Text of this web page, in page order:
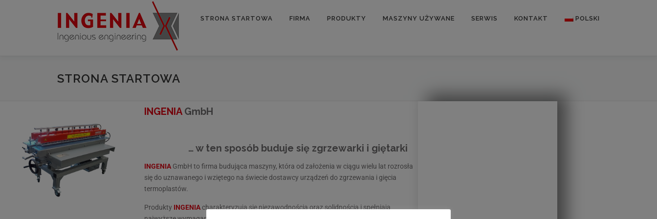
STRONA STARTOWA FIRMA PRODUKTY MASZYNY UŻYWANE SERWIS KONTAKT POLSKI
STRONA STARTOWA
INGENIAGmbH
… w ten sposób buduje się zgrzewarki i giętarki
INGENIA GmbH to firma budująca maszyny, która od założenia w ciągu wielu lat rozrosła
się do uznawanego i wziętego na świecie dostawcy urządzeń do zgrzewania i gięcia
termoplastów.
Produkty INGENIA charakteryzują się niezawodnością oraz solidnością i spełniają